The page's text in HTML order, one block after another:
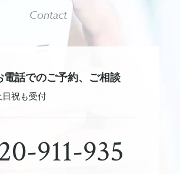
Contact
電話でのご予約、 ご相談
日祝も受付
911-935